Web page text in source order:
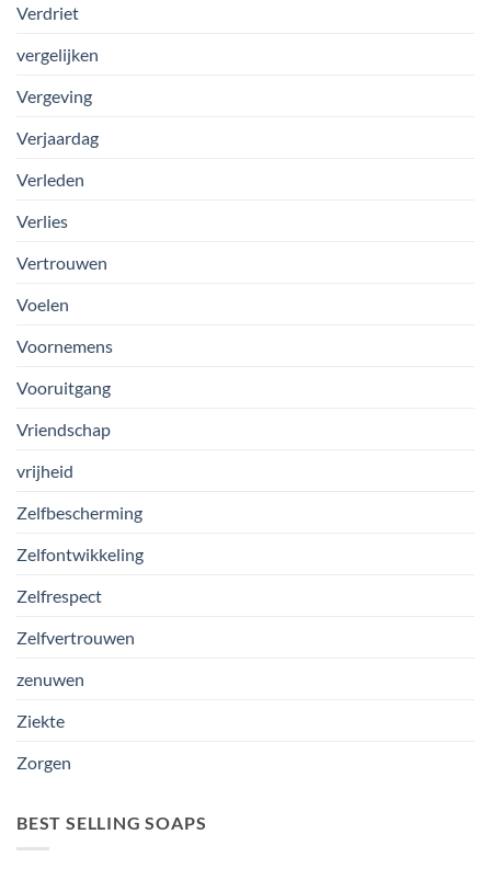
Verdriet
vergelijken
Vergeving
Verjaardag
Verleden
Verlies
Vertrouwen
Voelen
Voornemens
Vooruitgang
Vriendschap
vrijheid
Zelfbescherming
Zelfontwikkeling
Zelfrespect
Zelfvertrouwen
zenuwen
Ziekte
Zorgen
BEST SELLING SOAPS